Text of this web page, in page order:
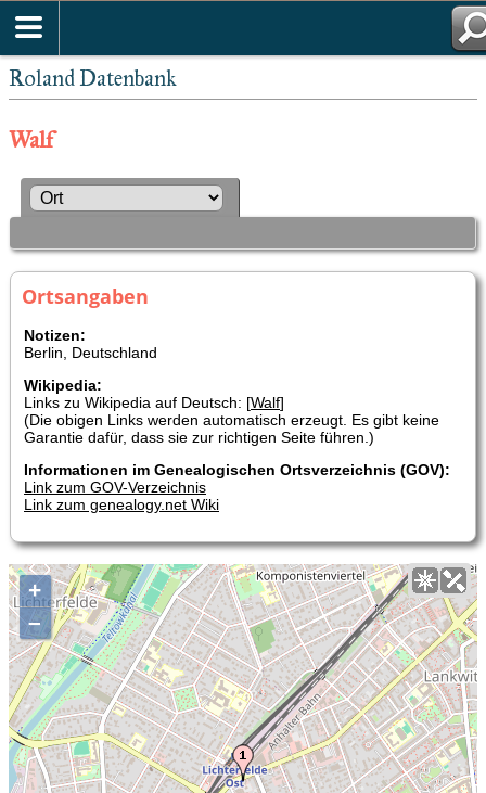
Roland Datenbank
Walf
Ortsangaben
Notizen:
Berlin, Deutschland
Wikipedia:
Links zu Wikipedia auf Deutsch: [Walf]
(Die obigen Links werden automatisch erzeugt. Es gibt keine
Garantie dafür, dass sie zur richtigen Seite führen.)
Informationen im Genealogischen Ortsverzeichnis (GOV):
Link zum GOV-Verzeichnis
Link zum genealogy.net Wiki
+
–